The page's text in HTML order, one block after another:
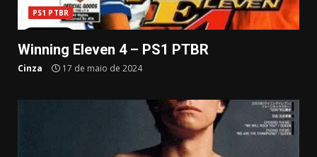
PS1 PTBR
Winning Eleven 4 – PS1 PTBR
Cinza 17 de maio de 2024